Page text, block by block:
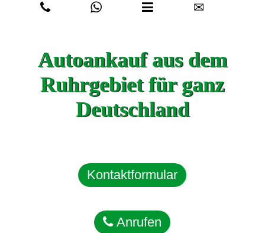
✉
Autoankauf aus dem
Ruhrgebiet für ganz
Deutschland
Kontaktformular
Anrufen